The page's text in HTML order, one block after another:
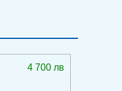
4 700 лв